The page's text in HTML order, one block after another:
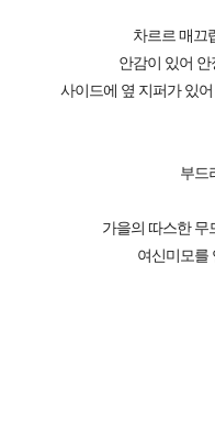
차르르 매끄
안감이 있어
사이드에 옆 지퍼가 있
부드
가을의 따스한 무
여신미모를